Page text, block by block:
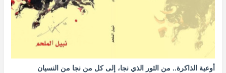
أوعية الذاكرة.. من الثور الذي نجا، إلى كل من نجا من النسيان